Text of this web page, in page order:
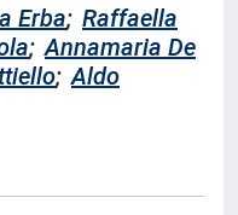
Erba; Raffaella
; Annamaria De
; Aldo